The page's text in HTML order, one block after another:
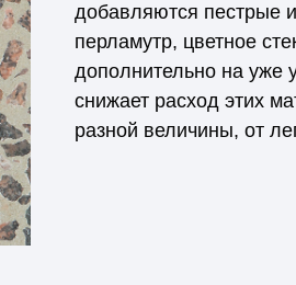
добавляются пестрые
перламутр, цветное
дополнительно на уже
снижает расход этих
разной величины, от